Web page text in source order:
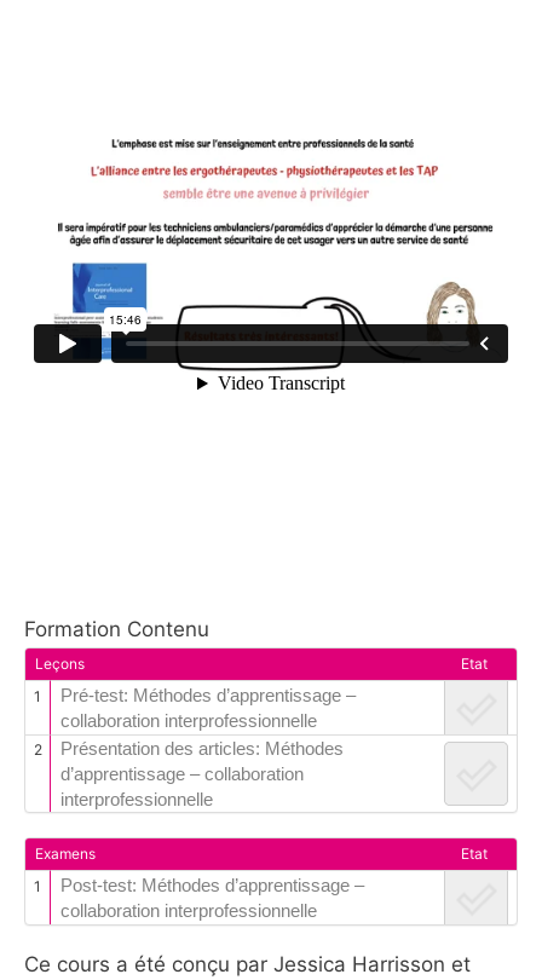
Formation Contenu
Leçons
Etat
1
Pré-test: Méthodes d’apprentissage –
collaboration interprofessionnelle
2
Présentation des articles: Méthodes
d’apprentissage – collaboration
interprofessionnelle
Examens
Etat
1
Post-test: Méthodes d’apprentissage –
collaboration interprofessionnelle
Ce cours a été conçu par Jessica Harrisson et